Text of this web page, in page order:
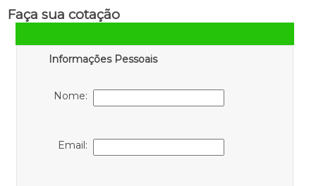
Faça sua cotação
Informações Pessoais
Nome:
Email: